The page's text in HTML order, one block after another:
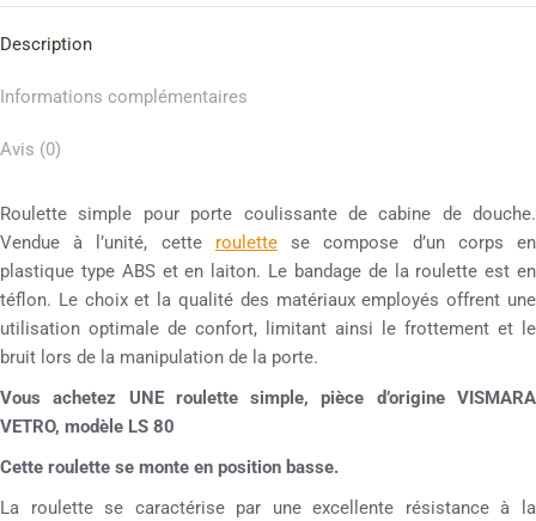
Description
Informations complémentaires
Avis (0)
Roulette simple pour porte coulissante de cabine de douche.
Vendue à l’unité, cette roulettese compose d’un corps en
plastique type ABS et en laiton. Le bandage de la roulette est en
téflon. Le choix et la qualité des matériaux employés offrent une
utilisation optimale de confort, limitant ainsi le frottement et le
bruit lors de la manipulation de la porte.
Vous achetez UNE roulette simple, pièce d’origine VISMARA
VETRO, modèle LS 80
Cette roulette se monte en position basse.
La roulette se caractérise par une excellente résistance à la